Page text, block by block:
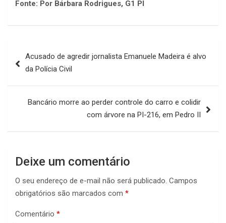
Fonte: Por Bárbara Rodrigues, G1 PI
de
Acusado de agredir jornalista Emanuele Madeira é alvo
da Polícia Civil
Bancário morre ao perder controle do carro e colidir
com árvore na PI-216, em Pedro II
Deixe um comentário
O seu endereço de e-mail não será publicado. Campos
obrigatórios são marcados com *
Comentário *